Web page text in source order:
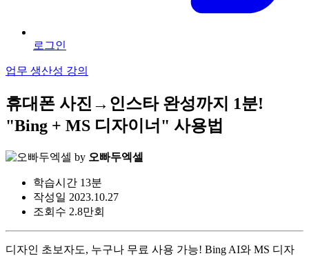
로그인
업무 생산성 강의
휴대폰 사진→인스타 완성까지 1분!
"Bing + MS 디자이너" 사용법
by 오빠두엑셀
학습시간 13분
작성일 2023.10.27
조회수 2.8만회
디자인 초보자도, 누구나 무료 사용 가능! Bing AI와 MS 디자